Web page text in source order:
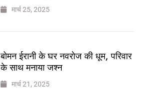
मार्च 25, 2025
बोमन ईरानी के घर नवरोज की धूम, परिवार
के साथ मनाया जश्न
मार्च 21, 2025